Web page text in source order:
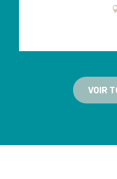
VOIR